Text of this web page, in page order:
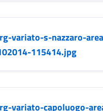
variato-s-nazzaro-
115414.jpg
variato-capoluogo-